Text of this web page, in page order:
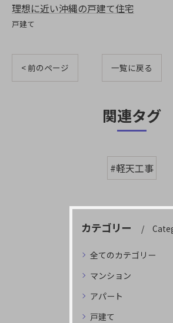
理想に近い沖縄の戸建て住宅
戸建て
< 前のページ 一覧に戻る
関連タグ
#軽天工事
カテゴリー
全てのカテゴリー
マンション
アパート
戸建て